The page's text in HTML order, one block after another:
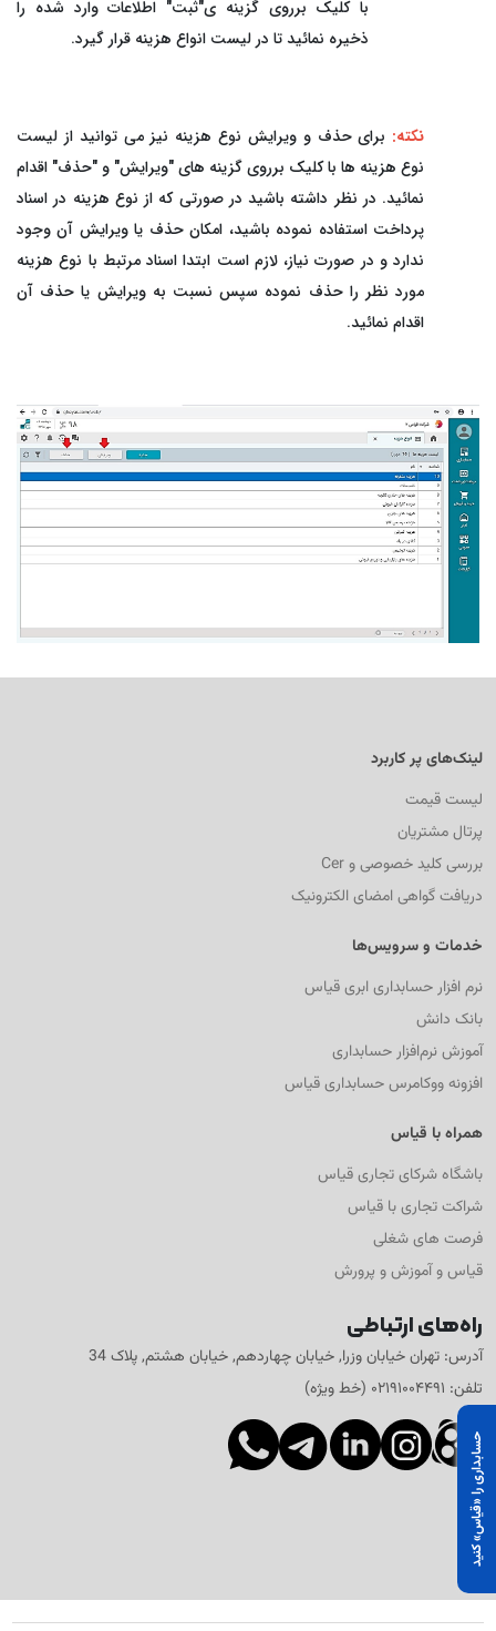
بدون محدودیت، همه
رایگان تجربه کن.
رایگان
حسابداری را «قیاس» کنید
با کلیک برروی گزینه ی"ثبت" اطلاعات وارد شده را
ذخیره نمائید تا در لیست انواع هزینه قرار گیرد.
نکته: برای حذف و ویرایش نوع هزینه نیز می توانید از لیست
نوع هزینه ها با کلیک برروی گزینه های "ویرایش" و "حذف" اقدام
نمائید. در نظر داشته باشید در صورتی که از نوع هزینه در اسناد
پرداخت استفاده نموده باشید، امکان حذف یا ویرایش آن وجود
ندارد و در صورت نیاز، لازم است ابتدا اسناد مرتبط با نوع هزینه
مورد نظر را حذف نموده سپس نسبت به ویرایش یا حذف آن
اقدام نمائید.
لینک‌های پر کاربرد
لیست قیمت
پرتال مشتریان
بررسی کلید خصوصی و Cer
دریافت گواهی امضای الکترونیک
خدمات و سرویس‌ها
نرم افزار حسابداری ابری قیاس
بانک دانش
آموزش نرم‌افزار حسابداری
افزونه ووکامرس حسابداری قیاس
همراه با قیاس
باشگاه شرکای تجاری قیاس
شراکت تجاری با قیاس
فرصت های شغلی
قیاس و آموزش و پرورش
راه‌های ارتباطی
آدرس: تهران خیابان وزرا, خیابان چهاردهم, خیابان هشتم, پلاک 34
تلفن: ۰۲۱۹۱۰۰۴۴۹۱ (خط ویژه)